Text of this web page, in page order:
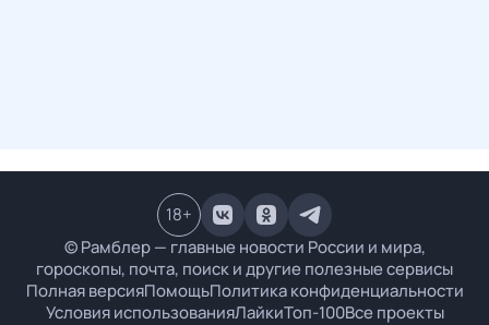
© Рамблер — главные новости России и мира,
гороскопы, почта, поиск и другие полезные сервисы
Полная версияПомощьПолитика конфиденциальности
Условия использованияЛайкиТоп-100Все проекты
18+